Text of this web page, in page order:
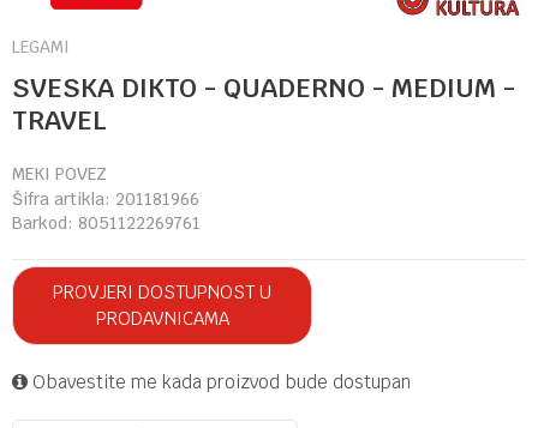
LEGAMI
SVESKA DIKTO - QUADERNO - MEDIUM -
TRAVEL
MEKI POVEZ
Šifra artikla: 201181966
Barkod: 8051122269761
PROVJERI DOSTUPNOST U
PRODAVNICAMA
Obavestite me kada proizvod bude dostupan